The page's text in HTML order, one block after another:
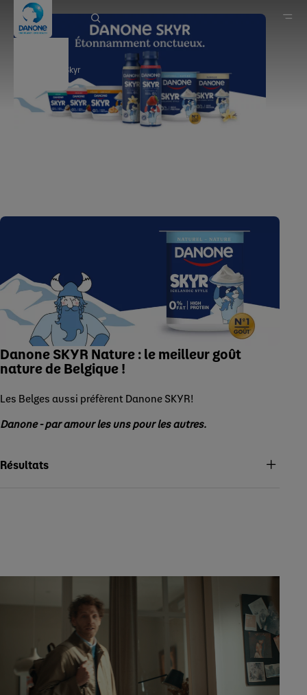
Danone en Belgique
Marques
Produits laitiers et d’origine végétale
Danone Skyr
Danone SKYR Nature : le meilleur goût
nature de Belgique !
Les Belges aussi préfèrent Danone SKYR!
Danone - par amour les uns pour les autres.
Résultats